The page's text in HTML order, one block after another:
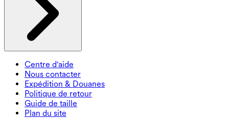
Centre d'aide
Nous contacter
Expédition & Douanes
Politique de retour
Guide de taille
Plan du site